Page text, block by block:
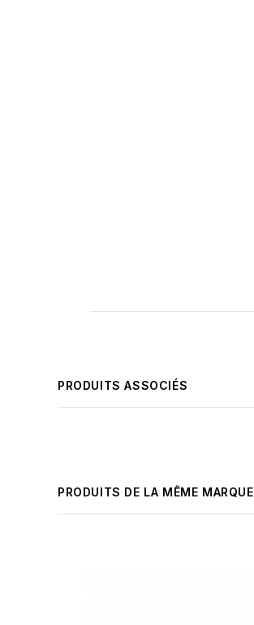
PRODUITS ASSOCIÉS
PRODUITS DE LA MÊME MARQUE